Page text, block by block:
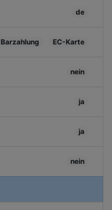
de
Barzahlung EC-Karte
nein
ja
ja
nein